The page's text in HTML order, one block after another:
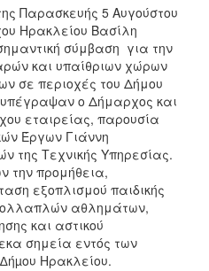
Παρασκευής 5 Αυγούστου
Ηρακλείου Βασίλη
σύμβαση για την
και υπαίθριων χώρων
σε περιοχές του Δήμου
ο Δήμαρχος και
εταιρείας, παρουσία
Έργων Γιάννη
της Τεχνικής Υπηρεσίας.
την προμήθεια,
εξοπλισμού παιδικής
αθλημάτων,
και αστικού
σημεία εντός των
Ηρακλείου.